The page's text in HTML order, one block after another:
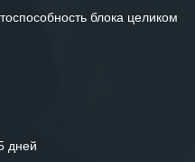
блока целиком
дней